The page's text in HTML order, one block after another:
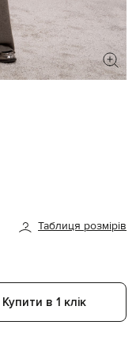
Таблиця розмірів
Купити в 1 клік